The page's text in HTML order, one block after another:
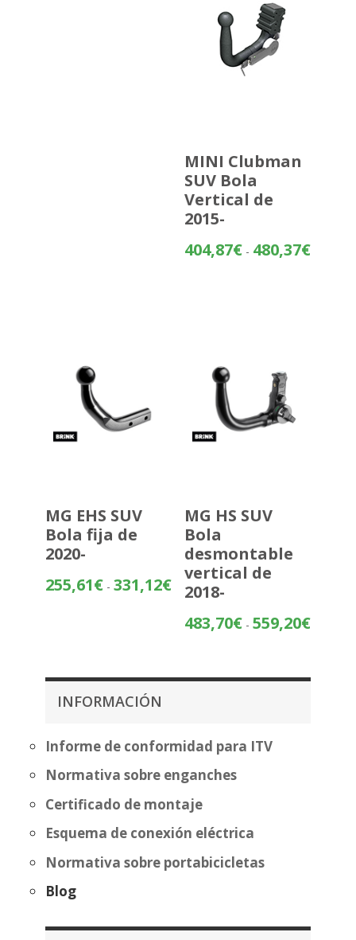
MINI Clubman
SUV Bola
Vertical de
2015-
404,87€ - 480,37€Rango
MG EHS SUV
Bola fija de
2020-
255,61€ - 331,12€Rango
precios:
MG HS SUV
Bola
desmontable
vertical de
2018-
483,70€ - 559,20€Rango
INFORMACIÓN
Informe de conformidad para ITV
Normativa sobre enganches
Certificado de montaje
Esquema de conexión eléctrica
Normativa sobre portabicicletas
Blog